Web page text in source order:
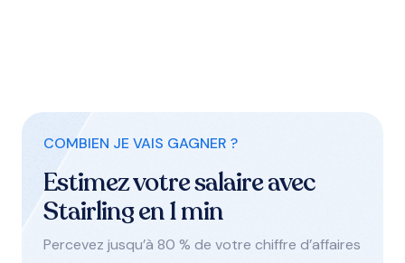
COMBIEN JE VAIS GAGNER ?
Estimez votre salaire avec
Stairling en 1 min
Percevez jusqu’à 80 % de votre chiffre d’affaires